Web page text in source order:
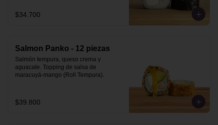
$34.700
Salmon Panko - 12 piezas
Salmón tempura, queso crema y
aguacate. Topping de salsa de
maracuyá-mango (Roll Tempura).
$39.800